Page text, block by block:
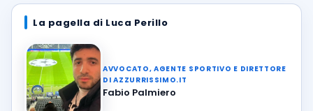
La pagella di Luca Perillo
AVVOCATO, AGENTE SPORTIVO E DIRETTORE
DI AZZURRISSIMO.IT
Fabio Palmiero